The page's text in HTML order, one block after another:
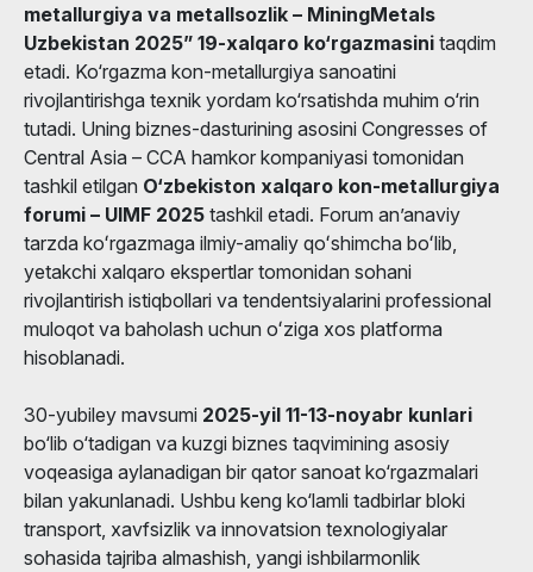
metallurgiya va metallsozlik – MiningMetals
Uzbekistan 2025” 19-xalqaro ko‘rgazmasini taqdim
etadi. Ko‘rgazma kon-metallurgiya sanoatini
rivojlantirishga texnik yordam ko‘rsatishda muhim o‘rin
tutadi. Uning biznes-dasturining asosini Congresses of
Central Asia – CCA hamkor kompaniyasi tomonidan
tashkil etilgan O‘zbekiston xalqaro kon-metallurgiya
forumi – UIMF 2025 tashkil etadi. Forum anʼanaviy
tarzda koʻrgazmaga ilmiy-amaliy qoʻshimcha boʻlib,
yetakchi xalqaro ekspertlar tomonidan sohani
rivojlantirish istiqbollari va tendentsiyalarini professional
muloqot va baholash uchun oʻziga xos platforma
hisoblanadi.
30-yubiley mavsumi 2025-yil 11-13-noyabr kunlari
bo‘lib o‘tadigan va kuzgi biznes taqvimining asosiy
voqeasiga aylanadigan bir qator sanoat ko‘rgazmalari
bilan yakunlanadi. Ushbu keng ko‘lamli tadbirlar bloki
transport, xavfsizlik va innovatsion texnologiyalar
sohasida tajriba almashish, yangi ishbilarmonlik